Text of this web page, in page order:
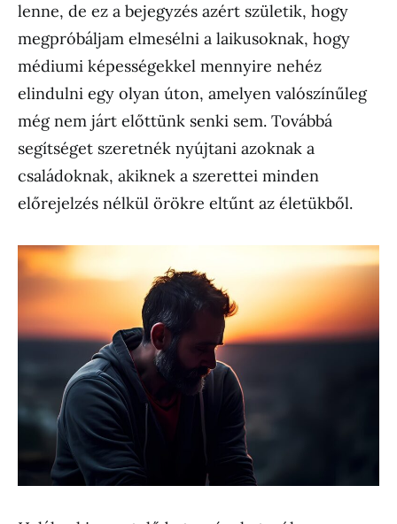
lenne, de ez a bejegyzés azért születik, hogy
megpróbáljam elmesélni a laikusoknak, hogy
médiumi képességekkel mennyire nehéz
elindulni egy olyan úton, amelyen valószínűleg
még nem járt előttünk senki sem. Továbbá
segítséget szeretnék nyújtani azoknak a
családoknak, akiknek a szerettei minden
előrejelzés nélkül örökre eltűnt az életükből.